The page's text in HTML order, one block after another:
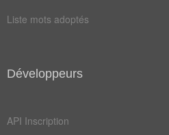
Liste mots adoptés
Développeurs
API Inscription